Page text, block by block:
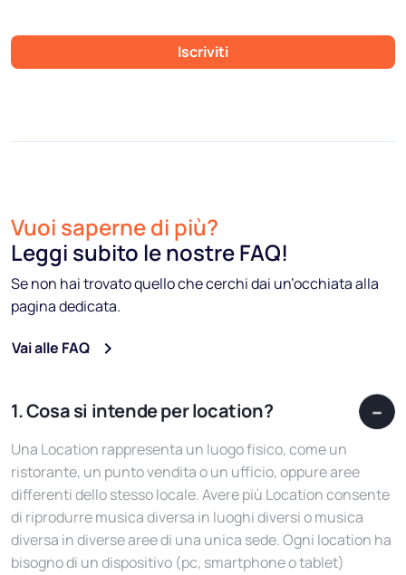
Iscriviti
Vuoi saperne di più?
Leggi subito le nostre FAQ!
Se non hai trovato quello che cerchi dai un’occhiata alla
pagina dedicata.
Vai alle FAQ
1. Cosa si intende per location?
Una Location rappresenta un luogo fisico, come un
ristorante, un punto vendita o un ufficio, oppure aree
differenti dello stesso locale. Avere più Location consente
di riprodurre musica diversa in luoghi diversi o musica
diversa in diverse aree di una unica sede. Ogni location ha
bisogno di un dispositivo (pc, smartphone o tablet)